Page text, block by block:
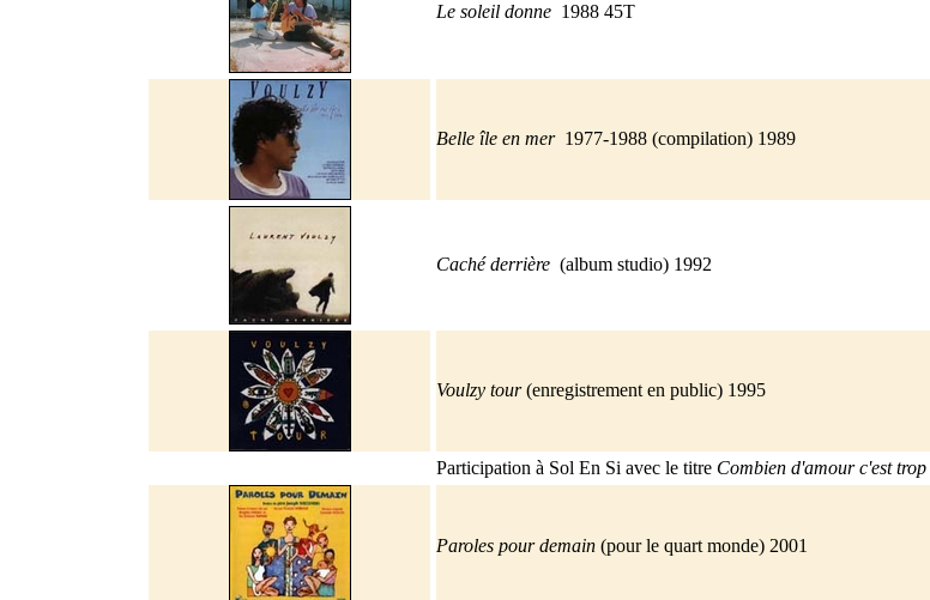
Le soleil donne 1988 45T
Belle île en mer1977-1988 (compilation) 1989
Caché derrière (album studio) 1992
Voulzy tour(enregistrement en public) 1995
Participation à Sol En Si avec le titre Combien d'amour c'est trop
Paroles pour demain (pour le quart monde) 2001